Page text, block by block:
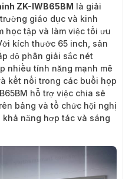
ZK-IWB65BM là giải
giáo dục và kinh
học tập và làm việc tối ưu
kích thước 65 inch, sản
độ phân giải sắc nét
nhiều tính năng mạnh mẽ
kết nối trong các buổi họp
hỗ trợ việc chia sẻ
bảng và tổ chức hội nghị
năng hợp tác và sáng